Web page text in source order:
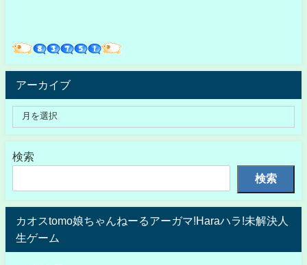
アーカイブ
検索
検索
カオスtomo娘ちゃんねーるアーガマ!Haraハラ!未解決人
生ゲーム